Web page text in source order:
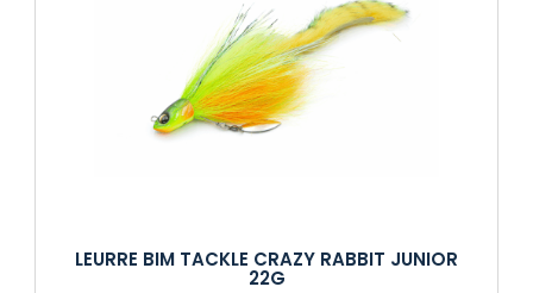
LEURRE BIM TACKLE CRAZY RABBIT JUNIOR
22G